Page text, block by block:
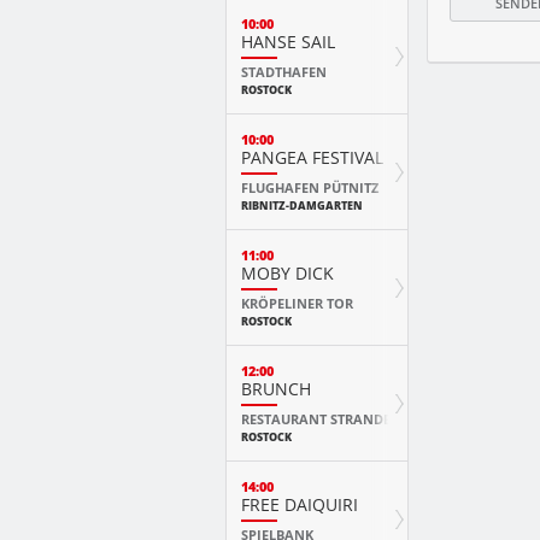
10:00
HANSE SAIL
STADTHAFEN
ROSTOCK
10:00
PANGEA FESTIVAL
FLUGHAFEN PÜTNITZ
RIBNITZ-DAMGARTEN
11:00
MOBY DICK
KRÖPELINER TOR
ROSTOCK
12:00
BRUNCH
RESTAURANT STRANDE
ROSTOCK
14:00
FREE DAIQUIRI
SPIELBANK